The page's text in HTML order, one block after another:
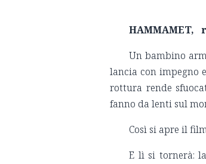
HAMMAMET,
Un bambino
lancia con impegno
rottura rende
fanno da lenti sul
Così si apre il
E lì si tornerà: